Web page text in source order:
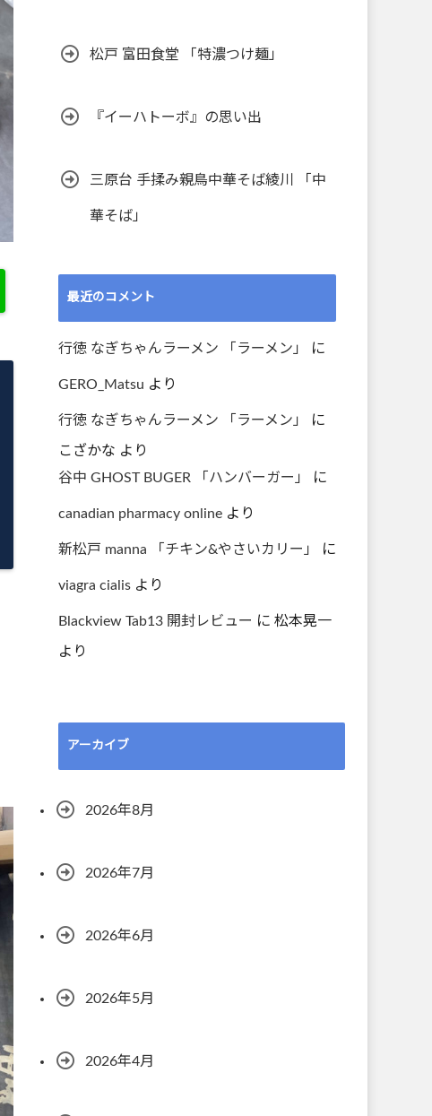
松戸 富田食堂 「特濃つけ麺」
『イーハトーボ』の思い出
三原台 手揉み親鳥中華そば綾川 「中
華そば」
最近のコメント
行徳 なぎちゃんラーメン 「ラーメン」 に
GERO_Matsu より
行徳 なぎちゃんラーメン 「ラーメン」 に
こざかな より
谷中 GHOST BUGER 「ハンバーガー」
に
canadian pharmacy online より
新松戸 manna 「チキン&やさいカリー」 に
viagra cialis より
Blackview Tab13 開封レビュー に 松本晃一
より
アーカイブ
2026年8月
2026年7月
2026年6月
2026年5月
2026年4月